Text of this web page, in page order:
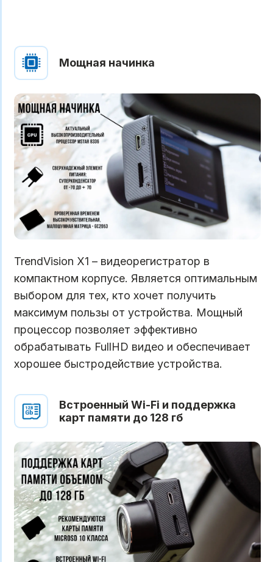
Мощная начинка
TrendVision X1 – видеорегистратор в
компактном корпусе. Является оптимальным
выбором для тех, кто хочет получить
максимум пользы от устройства. Мощный
процессор позволяет эффективно
обрабатывать FullHD видео и обеспечивает
хорошее быстродействие устройства.
Встроенный Wi-Fi и поддержка
карт памяти до 128 гб